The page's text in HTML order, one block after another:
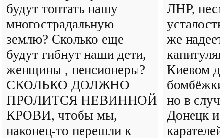
будут топтать нашу
многострадальную
землю? Сколько еще
будут гибнут наши дети,
женщины , пенсионеры?
СКОЛЬКО ДОЛЖНО
ПРОЛИТСЯ НЕВИННОЙ
КРОВИ, чтобы мы,
наконец-то перешли к
ЛНР,
же
Киевом
но в
Донецк